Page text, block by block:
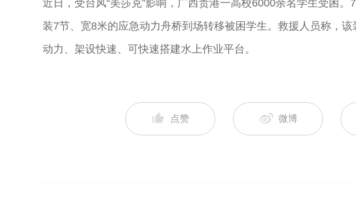
近日，受台风“美莎克”影响，广西贵港一高校6000余名学生受困。
装7节、宽8米的应急动力舟桥到场转移被困学生。救援人员称，该
动力、架设快速、可快速搭建水上作业平台。
点赞 微博